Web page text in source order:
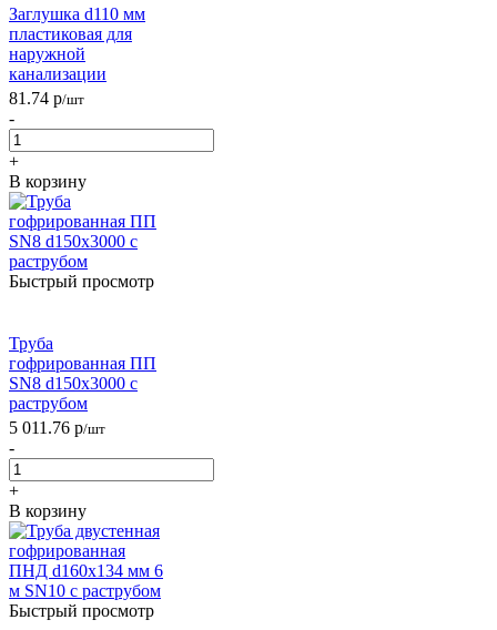
Заглушка d110 мм
пластиковая для
наружной
канализации
81.74 р/шт
-
+
В корзину
Быстрый просмотр
Труба
гофрированная ПП
SN8 d150х3000 с
раструбом
5 011.76 р/шт
-
+
В корзину
Быстрый просмотр